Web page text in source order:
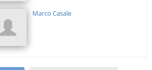
Marco Casale